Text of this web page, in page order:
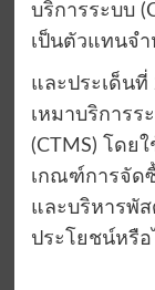
บริการระบบ
เป็นตัวแทนจ
และประเด็น
เหมาบริการร
(CTMS) โดย
เกณฑ์การจัด
และบริหารพั
ประโยชน์หรือ